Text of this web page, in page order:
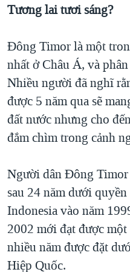
Tương lai tươi sáng?
Đông Timor là một
nhất ở Châu Á, và
Nhiều người đã nghĩ
được 5 năm qua sẽ
đất nước nhưng cho
đắm chìm trong cảnh
Người dân Đông
sau 24 năm dưới
Indonesia vào năm
2002 mới đạt được
nhiều năm được đặt
Hiệp Quốc.